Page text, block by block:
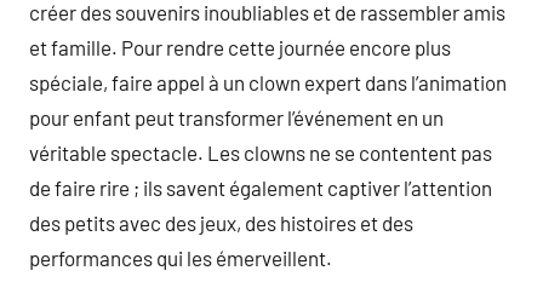
créer des souvenirs inoubliables et de rassembler amis
et famille. Pour rendre cette journée encore plus
spéciale, faire appel à un clown expert dans l’animation
pour enfant peut transformer l’événement en un
véritable spectacle. Les clowns ne se contentent pas
de faire rire ; ils savent également captiver l’attention
des petits avec des jeux, des histoires et des
performances qui les émerveillent.